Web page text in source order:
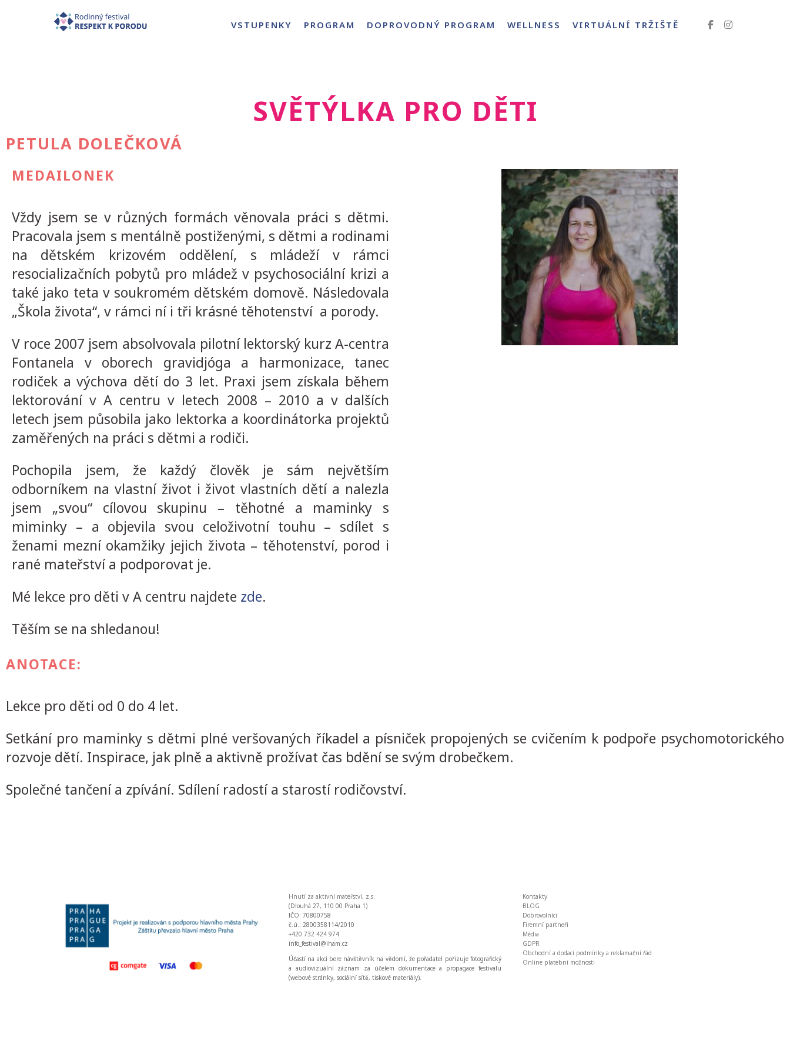
VSTUPENKY PROGRAM DOPROVODNÝ PROGRAM WELLNESS VIRTUÁLNÍ TRŽIŠTĚ
SVĚTÝLKA PRO DĚTI
PETULA DOLEČKOVÁ
MEDAILONEK
Vždy jsem se v různých formách věnovala práci s dětmi.
Pracovala jsem s mentálně postiženými, s dětmi a rodinami
na dětském krizovém oddělení, s mládeží v rámci
resocializačních pobytů pro mládež v psychosociální krizi a
také jako teta v soukromém dětském domově. Následovala
„Škola života“, v rámci ní i tři krásné těhotenství a porody.
V roce 2007 jsem absolvovala pilotní lektorský kurz A-centra
Fontanela v oborech gravidjóga a harmonizace, tanec
rodiček a výchova dětí do 3 let. Praxi jsem získala během
lektorování v A centru v letech 2008 – 2010 a v dalších
letech jsem působila jako lektorka a koordinátorka projektů
zaměřených na práci s dětmi a rodiči.
Pochopila jsem, že každý člověk je sám největším
odborníkem na vlastní život i život vlastních dětí a nalezla
jsem „svou“ cílovou skupinu – těhotné a maminky s
miminky – a objevila svou celoživotní touhu – sdílet s
ženami mezní okamžiky jejich života – těhotenství, porod i
rané mateřství a podporovat je.
Mé lekce pro děti v A centru najdete zde.
Těším se na shledanou!
ANOTACE:
Lekce pro děti od 0 do 4 let.
Setkání pro maminky s dětmi plné veršovaných říkadel a písniček propojených se cvičením k podpoře psychomotorického
rozvoje dětí. Inspirace, jak plně a aktivně prožívat čas bdění se svým drobečkem.
Společné tančení a zpívání. Sdílení radostí a starostí rodičovství.
Hnutí za aktivní mateřství, z.s.
(Dlouhá 27, 110 00 Praha 1)
IČO: 70800758
č.ú.: 2800358114/2010
+420 732 424 974
info_festival@iham.cz
Účastí na akci bere návštěvník na vědomí, že pořadatel pořizuje fotografický
a audiovizuální záznam za účelem dokumentace a propagace festivalu
(webové stránky, sociální sítě, tiskové materiály).
Kontakty
BLOG
Dobrovolníci
Firemní partneři
Média
GDPR
Obchodní a dodací podmínky a reklamační řád
Online platební možnosti